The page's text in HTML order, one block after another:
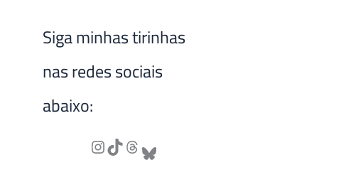
Siga minhas tirinhas
nas redes sociais
abaixo: